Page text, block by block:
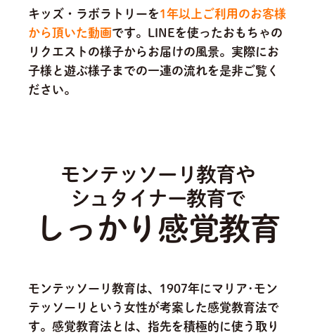
キッズ・ラボラトリーを1年以上ご利用のお客様
から頂いた動画です。 LINEを使ったおもちゃの
リクエストの様子からお届けの風景。実際にお
子様と遊ぶ様子までの一連の流れを是非ご覧く
ださい。
モンテッソーリ教育や
シュタイナー教育で
しっかり感覚教育
モンテッソーリ教育は、1907年にマリア･モン
テッソーリという女性が考案した感覚教育法で
す。感覚教育法とは、指先を積極的に使う取り